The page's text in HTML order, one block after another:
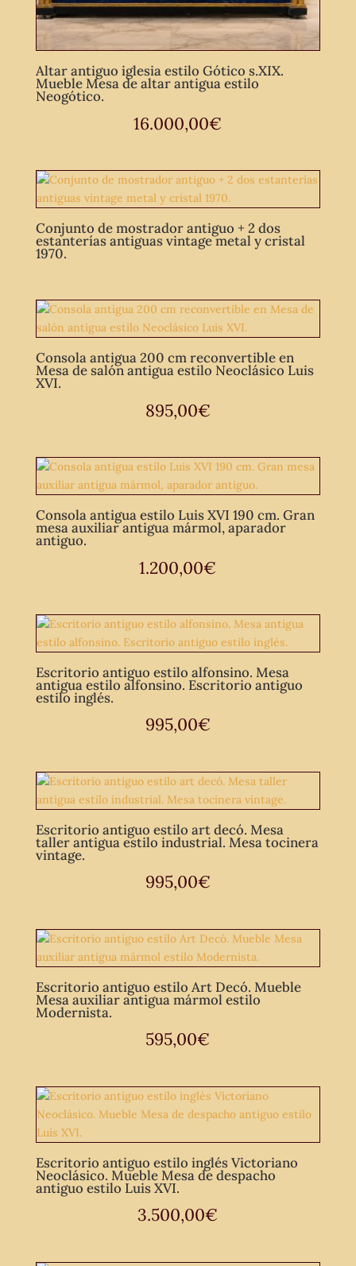
Altar antiguo iglesia estilo Gótico s.XIX.
Mueble Mesa de altar antigua estilo
Neogótico.
16.000,00€
Conjunto de mostrador antiguo + 2 dos
estanterías antiguas vintage metal y cristal
1970.
Consola antigua 200 cm reconvertible en
Mesa de salón antigua estilo Neoclásico Luis
XVI.
895,00€
Consola antigua estilo Luis XVI 190 cm. Gran
mesa auxiliar antigua mármol, aparador
antiguo.
1.200,00€
Escritorio antiguo estilo alfonsino. Mesa
antigua estilo alfonsino. Escritorio antiguo
estilo inglés.
995,00€
Escritorio antiguo estilo art decó. Mesa
taller antigua estilo industrial. Mesa tocinera
vintage.
995,00€
Escritorio antiguo estilo Art Decó. Mueble
Mesa auxiliar antigua mármol estilo
Modernista.
595,00€
Escritorio antiguo estilo inglés Victoriano
Neoclásico. Mueble Mesa de despacho
antiguo estilo Luis XVI.
3.500,00€